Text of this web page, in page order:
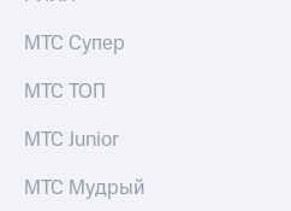
только
Безопасность
Детям
и родителям
Гудок
Мой
приложения
МТС Супер
МТС ТОП
МТС Junior
МТС Мудрый